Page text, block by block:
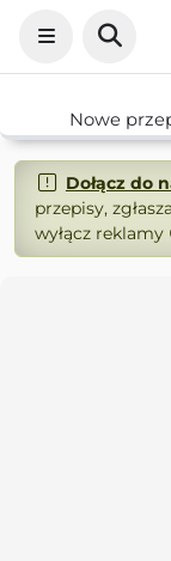
Nowe
Dołącz do
przepisy,
wyłącz reklamy